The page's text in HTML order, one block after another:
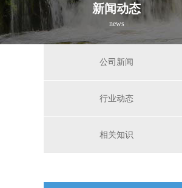
新闻动态
news
公司新闻
行业动态
相关知识